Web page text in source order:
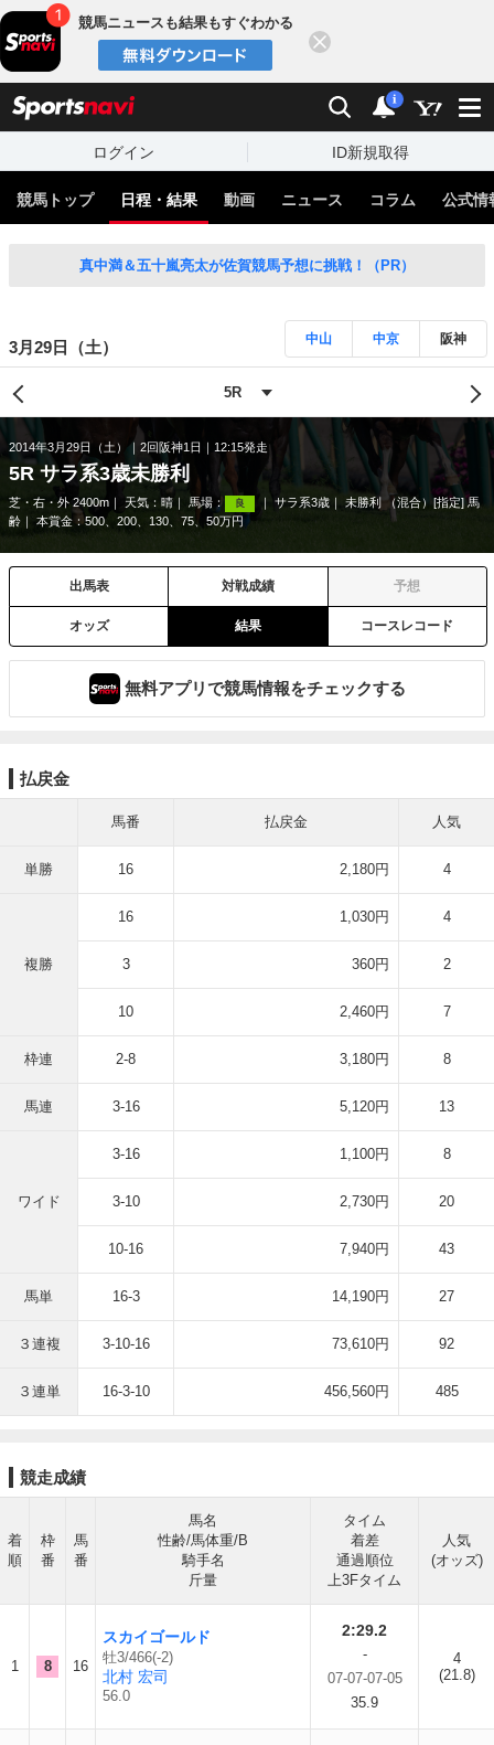
競馬ニュースも結果もすぐわかる
検索 通知
i
ログイン ID新規取得
競馬トップ 日程・結果 動画 ニュース コラム 公式情
真中満＆五十嵐亮太が佐賀競馬予想に挑戦！（PR）
3月29日（土） 中山 中京 阪神
2014年3月29日（土） 2回阪神1日 12:15発走
5R サラ系3歳未勝利
芝・右・外 2400m 天気： 晴 馬場： 良 サラ系3歳
未勝利 （混合）[指定] 馬
齢
本賞金：500、200、130、75、50万円
出馬表 対戦成績 予想
オッズ 結果 コースレコード
無料アプリで競馬情報をチェックする
払戻金
馬番 払戻金 人気
単勝 16 2,180円 4
複勝
16 1,030円 4
3 360円 2
10 2,460円 7
枠連 2-8 3,180円 8
馬連 3-16 5,120円 13
ワイド
3-16 1,100円 8
3-10 2,730円 20
10-16 7,940円 43
馬単 16-3 14,190円 27
３連複 3-10-16 73,610円 92
３連単 16-3-10 456,560円 485
競走成績
着
順
枠
番
馬
番
馬名
性齢/馬体重/B
騎手名
斤量
タイム
着差
通過順位
上3Fタイム
人気
(オッズ)
1 8 16
スカイゴールド
牡3/466(-2)
北村 宏司
56.0
2:29.2
-
07-07-07-05
35.9
4
(21.8)